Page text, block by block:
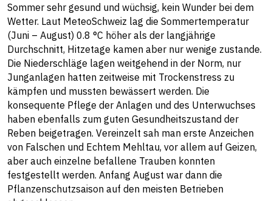
Sommer sehr gesund und wüchsig, kein Wunder bei dem
Wetter. Laut MeteoSchweiz lag die Sommertemperatur
(Juni – August) 0.8 °C höher als der langjährige
Durchschnitt, Hitzetage kamen aber nur wenige zustande.
Die Niederschläge lagen weitgehend in der Norm, nur
Junganlagen hatten zeitweise mit Trockenstress zu
kämpfen und mussten bewässert werden. Die
konsequente Pflege der Anlagen und des Unterwuchses
haben ebenfalls zum guten Gesundheitszustand der
Reben beigetragen. Vereinzelt sah man erste Anzeichen
von Falschen und Echtem Mehltau, vor allem auf Geizen,
aber auch einzelne befallene Trauben konnten
festgestellt werden. Anfang August war dann die
Pflanzenschutzsaison auf den meisten Betrieben